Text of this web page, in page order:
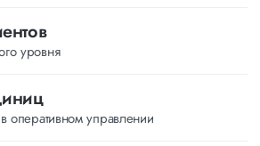
уровня
оперативном управлении